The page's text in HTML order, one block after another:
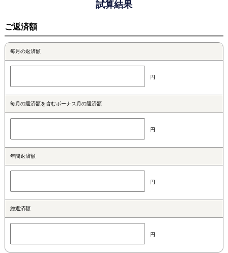
試算結果
ご返済額
毎月の返済額
円
毎月の返済額を含むボーナス月の返済額
円
年間返済額
円
総返済額
円